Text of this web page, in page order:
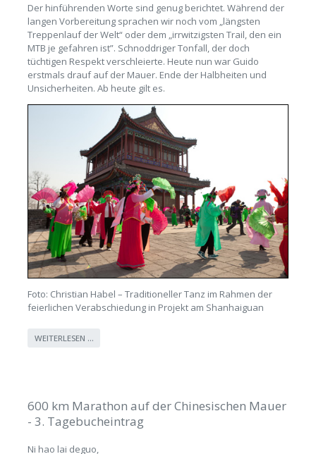
Der hinführenden Worte sind genug berichtet. Während der
langen Vorbereitung sprachen wir noch vom „längsten
Treppenlauf der Welt“ oder dem „irrwitzigsten Trail, den ein
MTB je gefahren ist”. Schnoddriger Tonfall, der doch
tüchtigen Respekt verschleierte. Heute nun war Guido
erstmals drauf auf der Mauer. Ende der Halbheiten und
Unsicherheiten. Ab heute gilt es.
Foto: Christian Habel – Traditioneller Tanz im Rahmen der
feierlichen Verabschiedung in Projekt am Shanhaiguan
WEITERLESEN …
600 km Marathon auf der Chinesischen Mauer
- 3. Tagebucheintrag
Ni hao lai deguo,